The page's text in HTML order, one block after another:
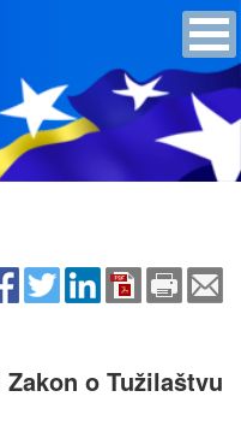
o Tužilaštvu